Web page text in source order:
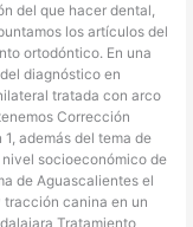
del que hacer dental,
los artículos del
ortodóntico. En una
diagnóstico en
tratada con arco
Corrección
además del tema de
nivel socioeconómico de
de Aguascalientes el
tracción canina en un
Tratamiento